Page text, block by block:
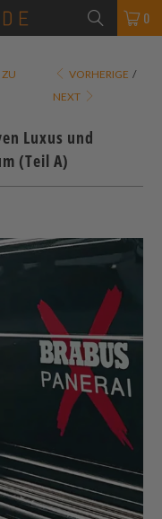
0
VORHERIGE /
NEXT
Luxus und
(Teil A)